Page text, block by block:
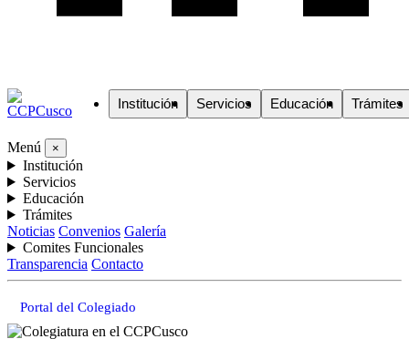
Institución Servicios Educación Trámites
Menú ×
Institución
Servicios
Educación
Trámites
Noticias Convenios Galería
Comites Funcionales
Transparencia Contacto
Portal del Colegiado